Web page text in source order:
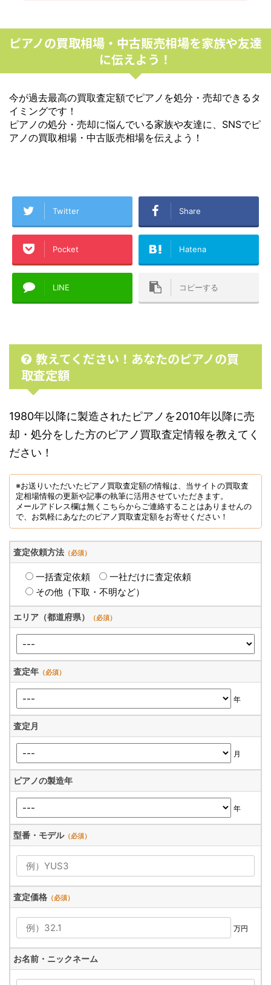
ピアノの買取相場・中古販売相場を家族や友達
に伝えよう！
今が過去最高の買取査定額でピアノを処分・売却できるタ
イミングです！
ピアノの処分・売却に悩んでいる家族や友達に、SNSでピ
アノの買取相場・中古販売相場を伝えよう！
Twitter Share
Pocket Hatena
LINE コピーする
教えてください！あなたのピアノの買
取査定額
1980年以降に製造されたピアノを2010年以降に売
却・処分をした方のピアノ買取査定情報を教えてく
ださい！
※お送りいただいたピアノ買取査定額の情報は、当サイトの買取査
定相場情報の更新や記事の執筆に活用させていただきます。
メールアドレス欄は無くこちらからご連絡することはありませんの
で、お気軽にあなたのピアノ買取査定額をお寄せください！
査定依頼方法 （必須）
一括査定依頼
一社だけに査定依頼
その他（下取・不明など）
エリア（都道府県） （必須）
査定年 （必須）
年
査定月
月
ピアノの製造年
年
型番・モデル（必須）
査定価格 （必須）
万円
お名前・ニックネーム